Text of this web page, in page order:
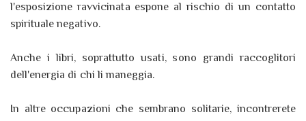
l'esposizione ravvicinata espone al rischio di un contatto
spirituale negativo.
Anche i libri, soprattutto usati, sono grandi raccoglitori
dell'energia di chi li maneggia.
In altre occupazioni che sembrano solitarie, incontrerete